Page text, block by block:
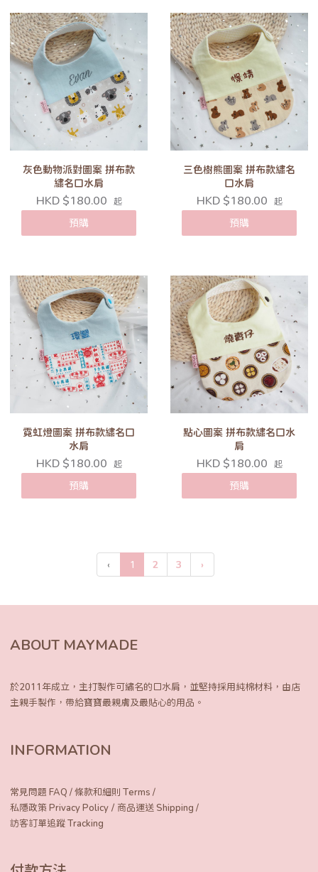
灰色動物派對圖案 拼布款
繡名口水肩
HKD $180.00 起
預購
三色樹熊圖案 拼布款繡名
口水肩
HKD $180.00 起
預購
霓虹燈圖案 拼布款繡名口
水肩
HKD $180.00 起
預購
點心圖案 拼布款繡名口水
肩
HKD $180.00 起
預購
‹ 1 2 3 ›
ABOUT MAYMADE
於2011年成立，主打製作可繡名的口水肩， 並堅持採用純棉材料，由店
主親手製作， 帶給寶寶最親膚及最貼心的用品。
INFORMATION
常見問題 FAQ /條款和細則 Terms /
私隱政策 Privacy Policy / 商品運送 Shipping /
訪客訂單追蹤 Tracking